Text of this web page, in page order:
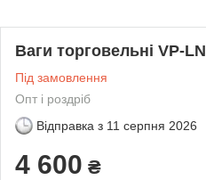
Ваги торговельні VP-LN
Під замовлення
Опт і роздріб
Відправка з 11 серпня 2026
4 600 ₴